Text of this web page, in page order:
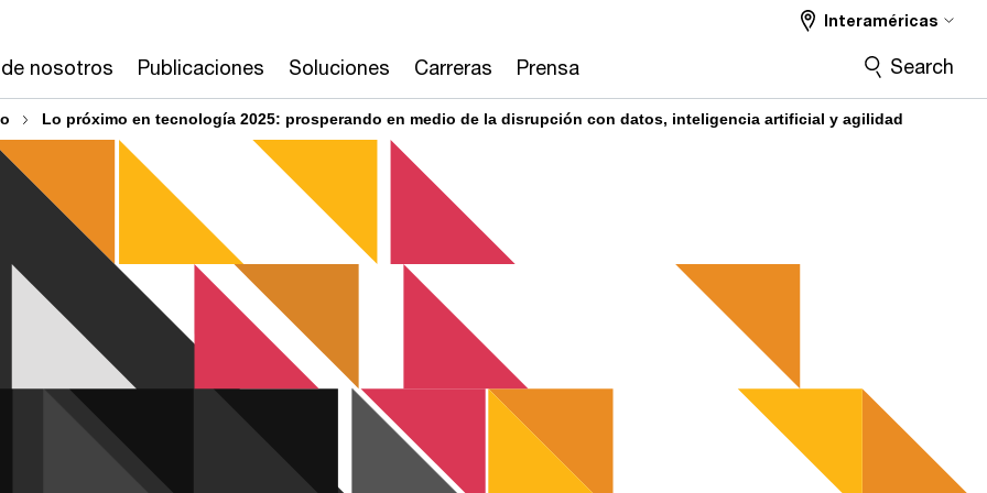
nosotros Publicaciones Soluciones Carreras Prensa
Interaméricas
Search
Lo próximo en tecnología 2025: prosperando en medio de la disrupción con datos, inteligencia artificial y agilidad